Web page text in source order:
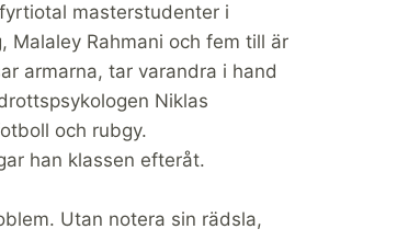
masterstudenter i
Malaley Rahmani och fem till är
armarna, tar varandra i hand
Niklas
och rubgy.
han klassen efteråt.
Utan notera sin rädsla,